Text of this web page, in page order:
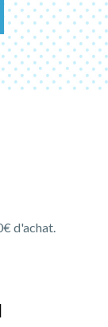
d'achat.